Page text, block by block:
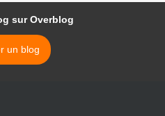
sur Overblog
un blog